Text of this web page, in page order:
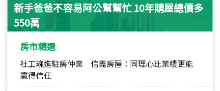
新手爸爸不容易阿公幫幫忙 10年購屋總價多
550萬
房市精選
社工魂進駐房仲業 信義房屋：同理心比業績更能
贏得信任